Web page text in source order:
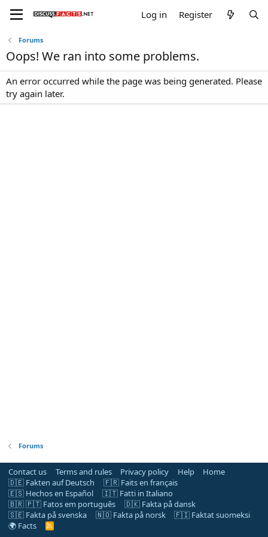
Log in Register
Forums
Oops! We ran into some problems.
An error occurred while the page was being generated. Please
try again later.
Forums
Contact us Terms and rules Privacy policy Help
Home
🇩🇪 Fakten auf Deutsch
🇫🇷 Faits en français
🇪🇸 Hechos en Español
🇮🇹 Fatti in Italiano
🇧🇷 🇵🇹 Fatos em português
🇩🇰 Fakta på dansk
🇸🇪 Fakta på svenska
🇳🇴 Fakta på norsk
🇫🇮 Faktat suomeksi
🌍 Facts
R